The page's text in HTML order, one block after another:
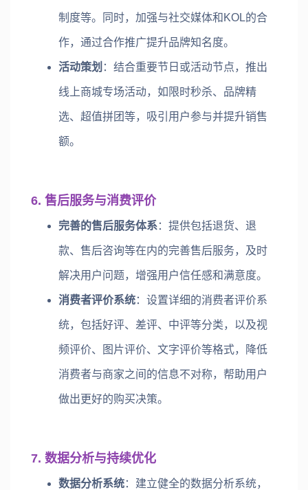
制度等。同时，加强与社交媒体和KOL的合
作，通过合作推广提升品牌知名度。
活动策划 ：结合重要节日或活动节点，推出
线上商城专场活动，如限时秒杀、品牌精
选、超值拼团等，吸引用户参与并提升销售
额。
6. 售后服务与消费评价
完善的售后服务体系：提供包括退货、退
款、售后咨询等在内的完善售后服务，及时
解决用户问题，增强用户信任感和满意度。
消费者评价系统：设置详细的消费者评价系
统，包括好评、差评、中评等分类，以及视
频评价、图片评价、文字评价等格式，降低
消费者与商家之间的信息不对称，帮助用户
做出更好的购买决策。
7. 数据分析与持续优化
数据分析系统：建立健全的数据分析系统，